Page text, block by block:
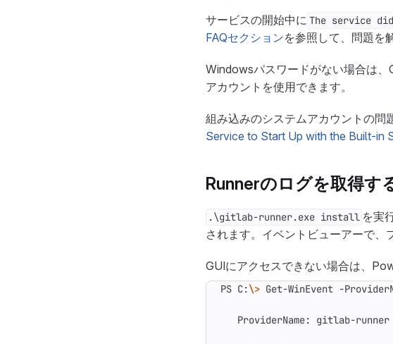
サービスの開始中に The service
FAQセクションを参照して、問題を
Windowsパスワードがない場合は
アカウントを使用できます。
組み込みのシステムアカウントの
Service to Start Up with the Built-in
Runnerのログを取得す
.\gitlab-runner.exe install を実
されます。イベントビューアーで、
GUIにアクセスできない場合は、
PS C:\>